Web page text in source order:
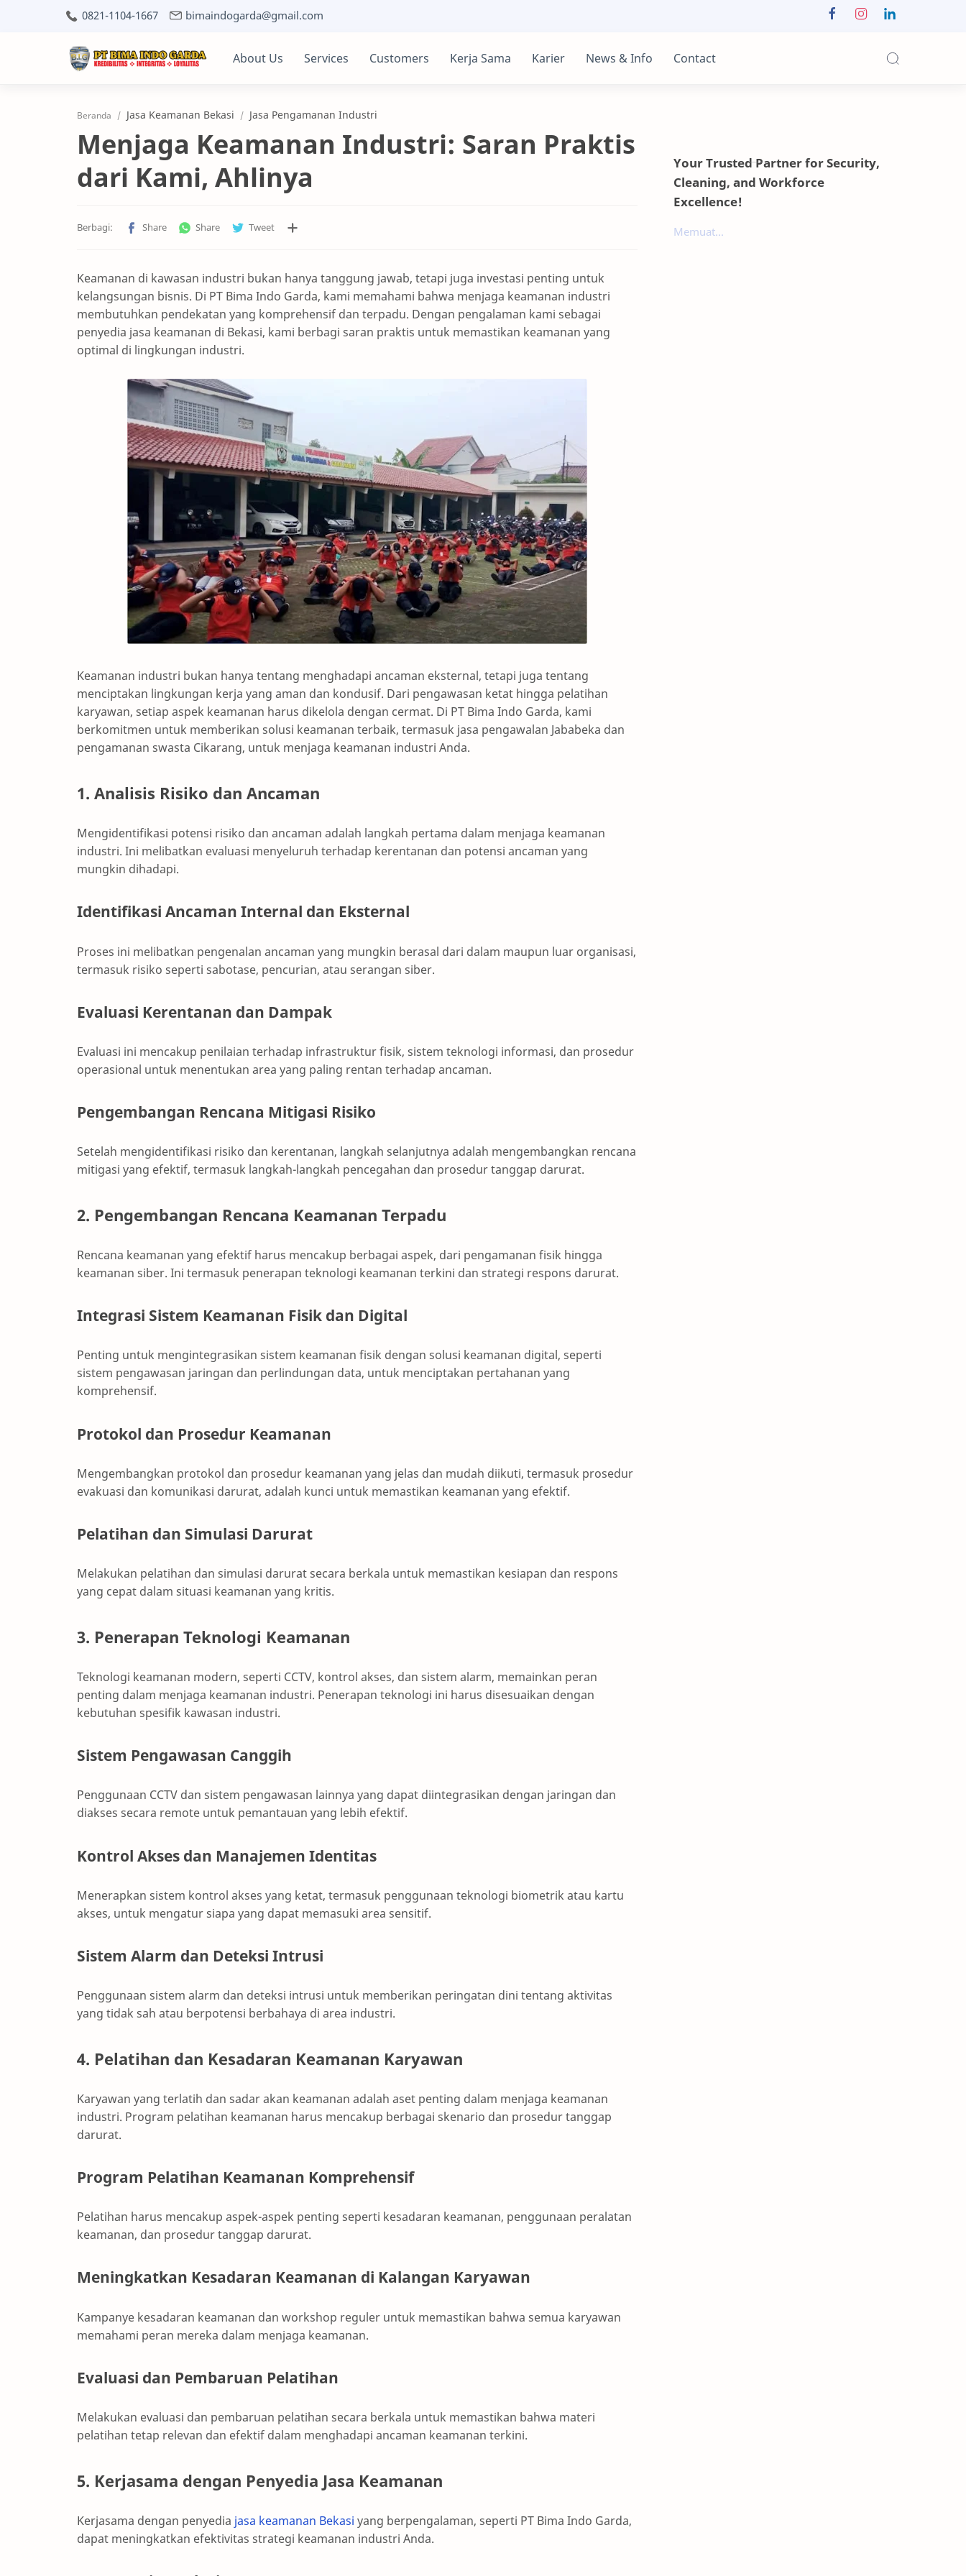
0821-1104-1667 bimaindogarda@gmail.com
About Us Services Customers Kerja Sama Karier News & Info Contact
Beranda Jasa Keamanan Bekasi Jasa Pengamanan Industri
Menjaga Keamanan Industri: Saran Praktis
dari Kami, Ahlinya
Keamanan di kawasan industri bukan hanya tanggung jawab, tetapi juga investasi penting untuk
kelangsungan bisnis. Di PT Bima Indo Garda, kami memahami bahwa menjaga keamanan industri
membutuhkan pendekatan yang komprehensif dan terpadu. Dengan pengalaman kami sebagai
penyedia jasa keamanan di Bekasi, kami berbagi saran praktis untuk memastikan keamanan yang
optimal di lingkungan industri.
Keamanan industri bukan hanya tentang menghadapi ancaman eksternal, tetapi juga tentang
menciptakan lingkungan kerja yang aman dan kondusif. Dari pengawasan ketat hingga pelatihan
karyawan, setiap aspek keamanan harus dikelola dengan cermat. Di PT Bima Indo Garda, kami
berkomitmen untuk memberikan solusi keamanan terbaik, termasuk jasa pengawalan Jababeka dan
pengamanan swasta Cikarang, untuk menjaga keamanan industri Anda.
1. Analisis Risiko dan Ancaman
Mengidentifikasi potensi risiko dan ancaman adalah langkah pertama dalam menjaga keamanan
industri. Ini melibatkan evaluasi menyeluruh terhadap kerentanan dan potensi ancaman yang
mungkin dihadapi.
Identifikasi Ancaman Internal dan Eksternal
Proses ini melibatkan pengenalan ancaman yang mungkin berasal dari dalam maupun luar organisasi,
termasuk risiko seperti sabotase, pencurian, atau serangan siber.
Evaluasi Kerentanan dan Dampak
Evaluasi ini mencakup penilaian terhadap infrastruktur fisik, sistem teknologi informasi, dan prosedur
operasional untuk menentukan area yang paling rentan terhadap ancaman.
Pengembangan Rencana Mitigasi Risiko
Setelah mengidentifikasi risiko dan kerentanan, langkah selanjutnya adalah mengembangkan rencana
mitigasi yang efektif, termasuk langkah-langkah pencegahan dan prosedur tanggap darurat.
2. Pengembangan Rencana Keamanan Terpadu
Rencana keamanan yang efektif harus mencakup berbagai aspek, dari pengamanan fisik hingga
keamanan siber. Ini termasuk penerapan teknologi keamanan terkini dan strategi respons darurat.
Integrasi Sistem Keamanan Fisik dan Digital
Penting untuk mengintegrasikan sistem keamanan fisik dengan solusi keamanan digital, seperti
sistem pengawasan jaringan dan perlindungan data, untuk menciptakan pertahanan yang
komprehensif.
Protokol dan Prosedur Keamanan
Mengembangkan protokol dan prosedur keamanan yang jelas dan mudah diikuti, termasuk prosedur
evakuasi dan komunikasi darurat, adalah kunci untuk memastikan keamanan yang efektif.
Pelatihan dan Simulasi Darurat
Melakukan pelatihan dan simulasi darurat secara berkala untuk memastikan kesiapan dan respons
yang cepat dalam situasi keamanan yang kritis.
3. Penerapan Teknologi Keamanan
Teknologi keamanan modern, seperti CCTV, kontrol akses, dan sistem alarm, memainkan peran
penting dalam menjaga keamanan industri. Penerapan teknologi ini harus disesuaikan dengan
kebutuhan spesifik kawasan industri.
Sistem Pengawasan Canggih
Penggunaan CCTV dan sistem pengawasan lainnya yang dapat diintegrasikan dengan jaringan dan
diakses secara remote untuk pemantauan yang lebih efektif.
Kontrol Akses dan Manajemen Identitas
Menerapkan sistem kontrol akses yang ketat, termasuk penggunaan teknologi biometrik atau kartu
akses, untuk mengatur siapa yang dapat memasuki area sensitif.
Sistem Alarm dan Deteksi Intrusi
Penggunaan sistem alarm dan deteksi intrusi untuk memberikan peringatan dini tentang aktivitas
yang tidak sah atau berpotensi berbahaya di area industri.
4. Pelatihan dan Kesadaran Keamanan Karyawan
Karyawan yang terlatih dan sadar akan keamanan adalah aset penting dalam menjaga keamanan
industri. Program pelatihan keamanan harus mencakup berbagai skenario dan prosedur tanggap
darurat.
Program Pelatihan Keamanan Komprehensif
Pelatihan harus mencakup aspek-aspek penting seperti kesadaran keamanan, penggunaan peralatan
keamanan, dan prosedur tanggap darurat.
Meningkatkan Kesadaran Keamanan di Kalangan Karyawan
Kampanye kesadaran keamanan dan workshop reguler untuk memastikan bahwa semua karyawan
memahami peran mereka dalam menjaga keamanan.
Evaluasi dan Pembaruan Pelatihan
Melakukan evaluasi dan pembaruan pelatihan secara berkala untuk memastikan bahwa materi
pelatihan tetap relevan dan efektif dalam menghadapi ancaman keamanan terkini.
5. Kerjasama dengan Penyedia Jasa Keamanan
Kerjasama dengan penyedia jasa keamanan Bekasi yang berpengalaman, seperti PT Bima Indo Garda,
dapat meningkatkan efektivitas strategi keamanan industri Anda.
Your Trusted Partner for Security,
Cleaning, and Workforce
Excellence!
Memuat...